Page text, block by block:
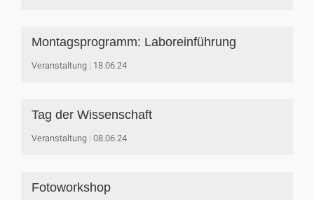
Montagsprogramm: Laboreinführung
Veranstaltung 18.06.24
Tag der Wissenschaft
Veranstaltung 08.06.24
Fotoworkshop